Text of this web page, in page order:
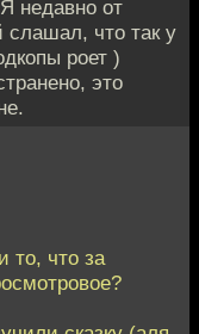
недавно от
слашал, что так у
роет )
это
то, что за